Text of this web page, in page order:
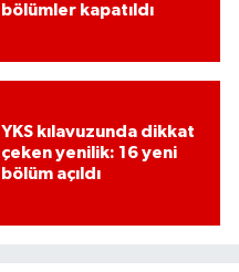
bölümler kapatıldı
YKS kılavuzunda dikkat
çeken yenilik: 16 yeni
bölüm açıldı